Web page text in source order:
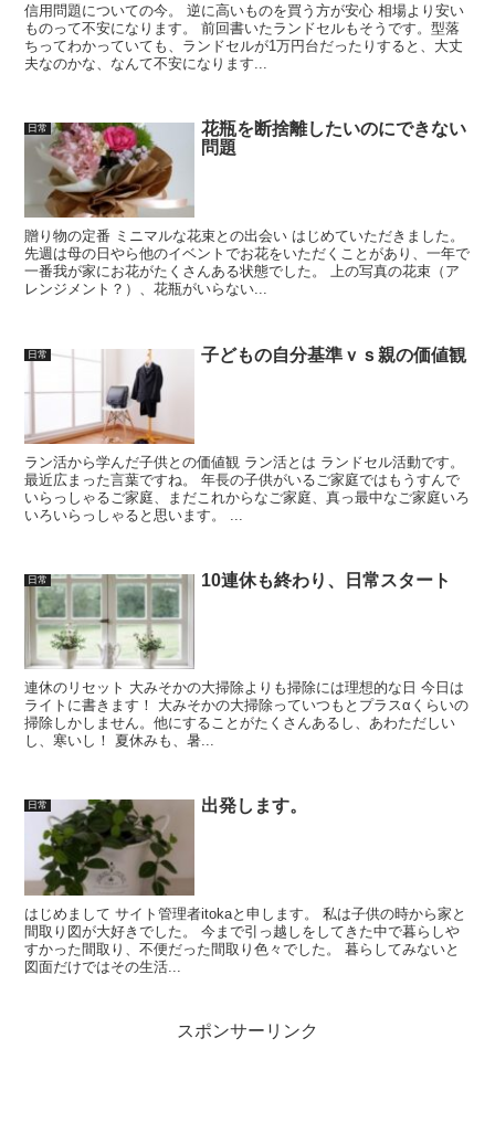
信用問題についての今。 逆に高いものを買う方が安心 相場より安い
ものって不安になります。 前回書いたランドセルもそうです。型落
ちってわかっていても、ランドセルが1万円台だったりすると、大丈
夫なのかな、なんて不安になります...
日常
花瓶を断捨離したいのにできない
問題
贈り物の定番 ミニマルな花束との出会い はじめていただきました。
先週は母の日やら他のイベントでお花をいただくことがあり、一年で
一番我が家にお花がたくさんある状態でした。 上の写真の花束（ア
レンジメント？）、花瓶がいらない...
日常 子どもの自分基準ｖｓ親の価値観
ラン活から学んだ子供との価値観 ラン活とは ランドセル活動です。
最近広まった言葉ですね。 年長の子供がいるご家庭ではもうすんで
いらっしゃるご家庭、まだこれからなご家庭、真っ最中なご家庭いろ
いろいらっしゃると思います。 ...
日常 10連休も終わり、日常スタート
連休のリセット 大みそかの大掃除よりも掃除には理想的な日 今日は
ライトに書きます！ 大みそかの大掃除っていつもとプラスαくらいの
掃除しかしません。他にすることがたくさんあるし、あわただしい
し、寒いし！ 夏休みも、暑...
日常 出発します。
はじめまして サイト管理者itokaと申します。 私は子供の時から家と
間取り図が大好きでした。 今まで引っ越しをしてきた中で暮らしや
すかった間取り、不便だった間取り色々でした。 暮らしてみないと
図面だけではその生活...
スポンサーリンク